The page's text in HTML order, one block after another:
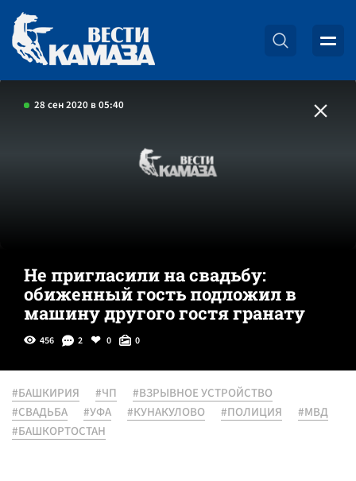
28 сен 2020 в 05:40
Не пригласили на свадьбу:
обиженный гость подложил в
машину другого гостя гранату
456 2 0 0
#БАШКИРИЯ #ЧП
#ВЗРЫВНОЕ УСТРОЙСТВО
#СВАДЬБА
#УФА #КУНАКУЛОВО #ПОЛИЦИЯ
#МВД
#БАШКОРТОСТАН